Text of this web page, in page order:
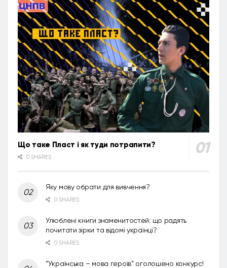
Що таке Пласт і як туди потрапити?
0 SHARES
Яку мову обрати для вивчення?
0 SHARES
Улюблені книги знаменитостей: що радять
почитати зірки та відомі українці?
0 SHARES
“Українська – мова героїв” оголошено конкурс!